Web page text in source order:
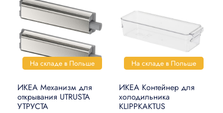
На складе в Польше
ИКЕА Механизм для
открывания UTRUSTA
УТРУСТА
На складе в Польше
ИКЕА Контейнер для
холодильника
KLIPPKAKTUS